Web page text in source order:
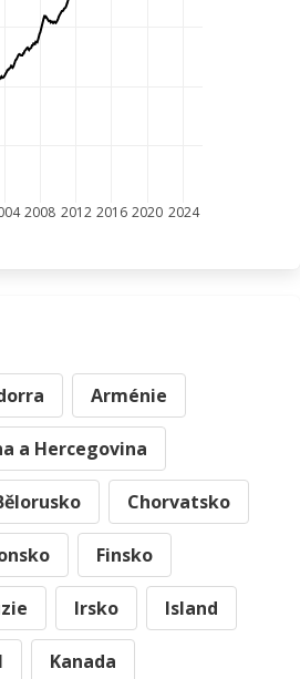
2008 2012 2016 2020 2024
Arménie
a Hercegovina
Chorvatsko
Finsko
Irsko Island
Kanada